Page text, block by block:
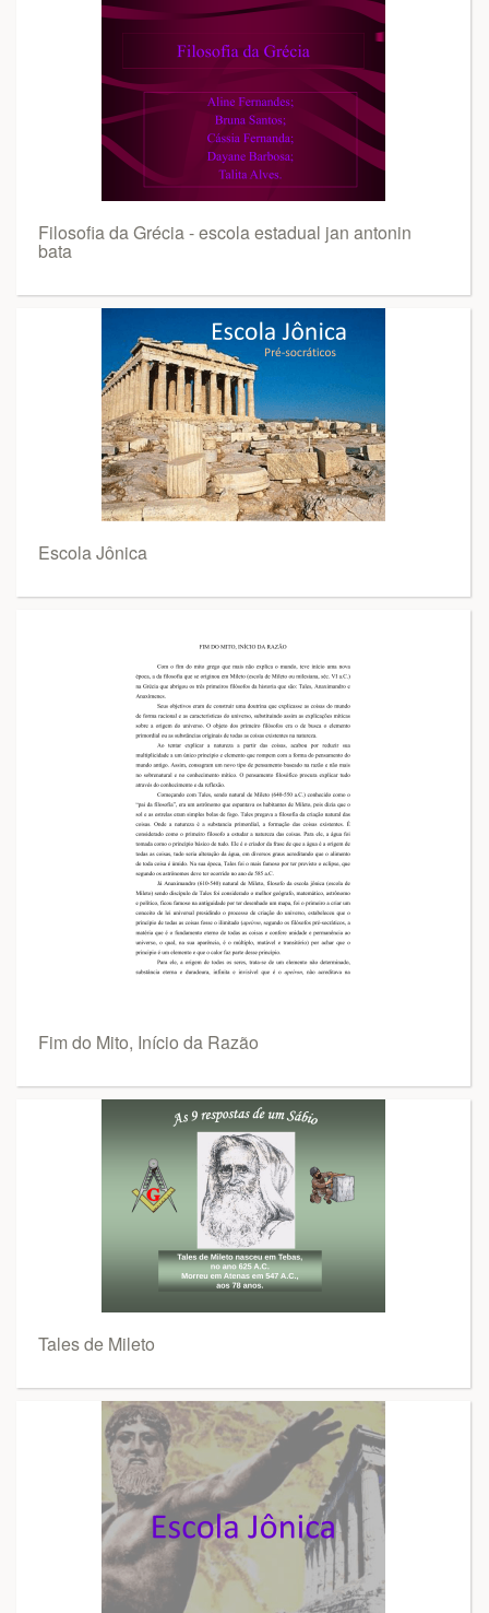
Filosofia da Grécia - escola estadual jan antonin
bata
Escola Jônica
Fim do Mito, Início da Razão
Tales de Mileto